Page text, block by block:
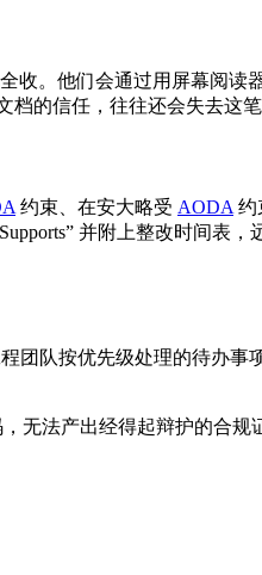
。他们会通过用屏幕阅读
的信任，往往还会失去这笔
约束、在安大略受 AODA 约
并附上整改时间表
团队按优先级处理的待办
无法产出经得起辩护的合规